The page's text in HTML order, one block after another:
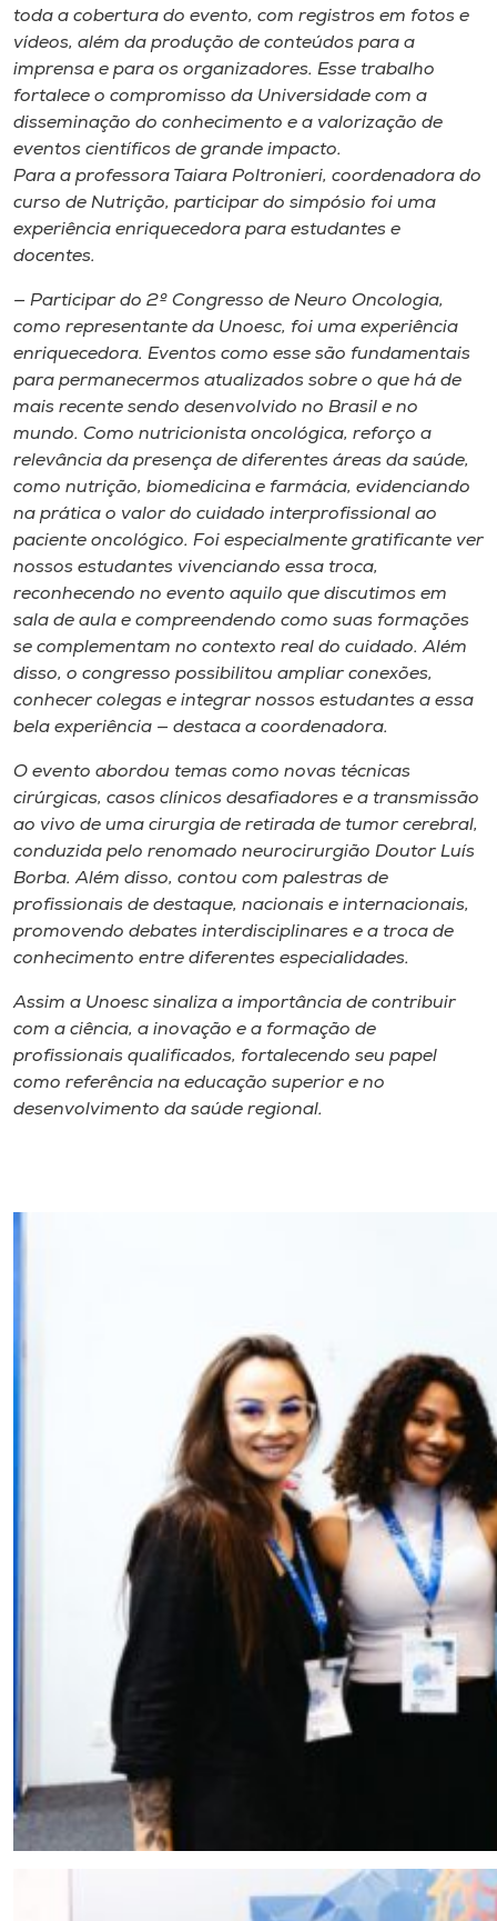
A+
A-
toda a cobertura do evento, com registros em fotos e
vídeos, além da produção de conteúdos para a
imprensa e para os organizadores. Esse trabalho
fortalece o compromisso da Universidade com a
disseminação do conhecimento e a valorização de
eventos científicos de grande impacto.
Para a professora Taiara Poltronieri, coordenadora do
curso de Nutrição, participar do simpósio foi uma
experiência enriquecedora para estudantes e
docentes.
— Participar do 2º Congresso de Neuro Oncologia,
como representante da Unoesc, foi uma experiência
enriquecedora. Eventos como esse são fundamentais
para permanecermos atualizados sobre o que há de
mais recente sendo desenvolvido no Brasil e no
mundo. Como nutricionista oncológica, reforço a
relevância da presença de diferentes áreas da saúde,
como nutrição, biomedicina e farmácia, evidenciando
na prática o valor do cuidado interprofissional ao
paciente oncológico. Foi especialmente gratificante ver
nossos estudantes vivenciando essa troca,
reconhecendo no evento aquilo que discutimos em
sala de aula e compreendendo como suas formações
se complementam no contexto real do cuidado. Além
disso, o congresso possibilitou ampliar conexões,
conhecer colegas e integrar nossos estudantes a essa
bela experiência — destaca a coordenadora.
O evento abordou temas como novas técnicas
cirúrgicas, casos clínicos desafiadores e a transmissão
ao vivo de uma cirurgia de retirada de tumor cerebral,
conduzida pelo renomado neurocirurgião Doutor Luís
Borba. Além disso, contou com palestras de
profissionais de destaque, nacionais e internacionais,
promovendo debates interdisciplinares e a troca de
conhecimento entre diferentes especialidades.
Assim a Unoesc sinaliza a importância de contribuir
com a ciência, a inovação e a formação de
profissionais qualificados, fortalecendo seu papel
como referência na educação superior e no
desenvolvimento da saúde regional.